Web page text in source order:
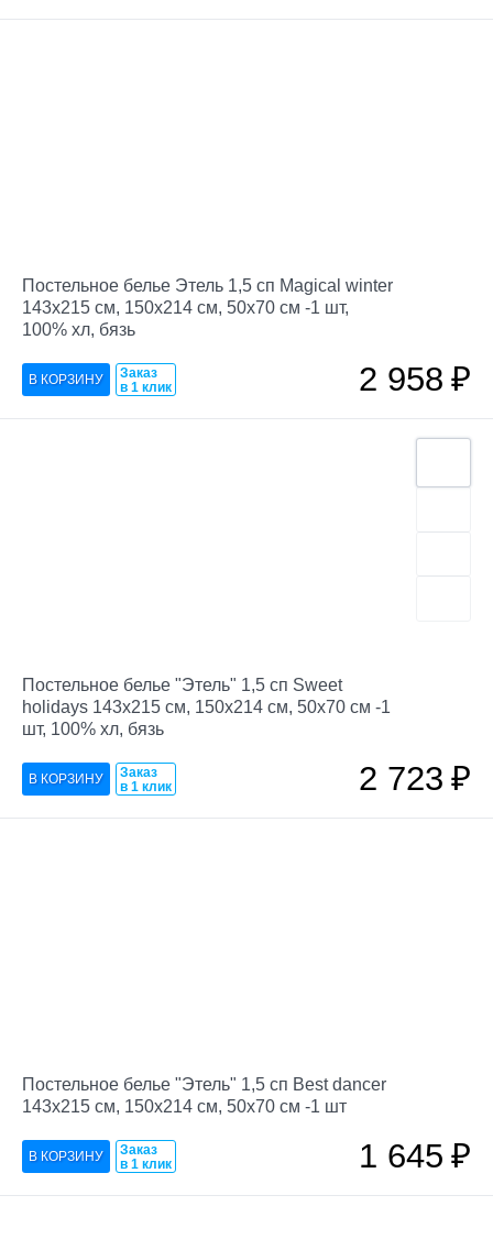
Постельное белье Этель 1,5 сп Magical winter
143х215 см, 150х214 см, 50х70 см -1 шт,
100% хл, бязь
Заказ
в 1 клик
2 958₽
Постельное белье "Этель" 1,5 сп Sweet
holidays 143х215 см, 150х214 см, 50х70 см -1
шт, 100% хл, бязь
Заказ
в 1 клик
2 723₽
Постельное белье "Этель" 1,5 сп Best dancer
143х215 см, 150х214 см, 50х70 см -1 шт
Заказ
в 1 клик
1 645₽